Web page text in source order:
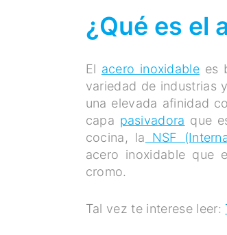
¿Qué es el
El acero inoxidablees
variedad de industrias
una elevada afinidad
capa pasivadora que
cocina, la NSF
acero inoxidable que
cromo.
Tal vez te interese leer: